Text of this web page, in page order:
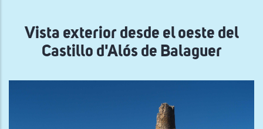
Vista exterior desde el oeste del
Castillo d'Alós de Balaguer